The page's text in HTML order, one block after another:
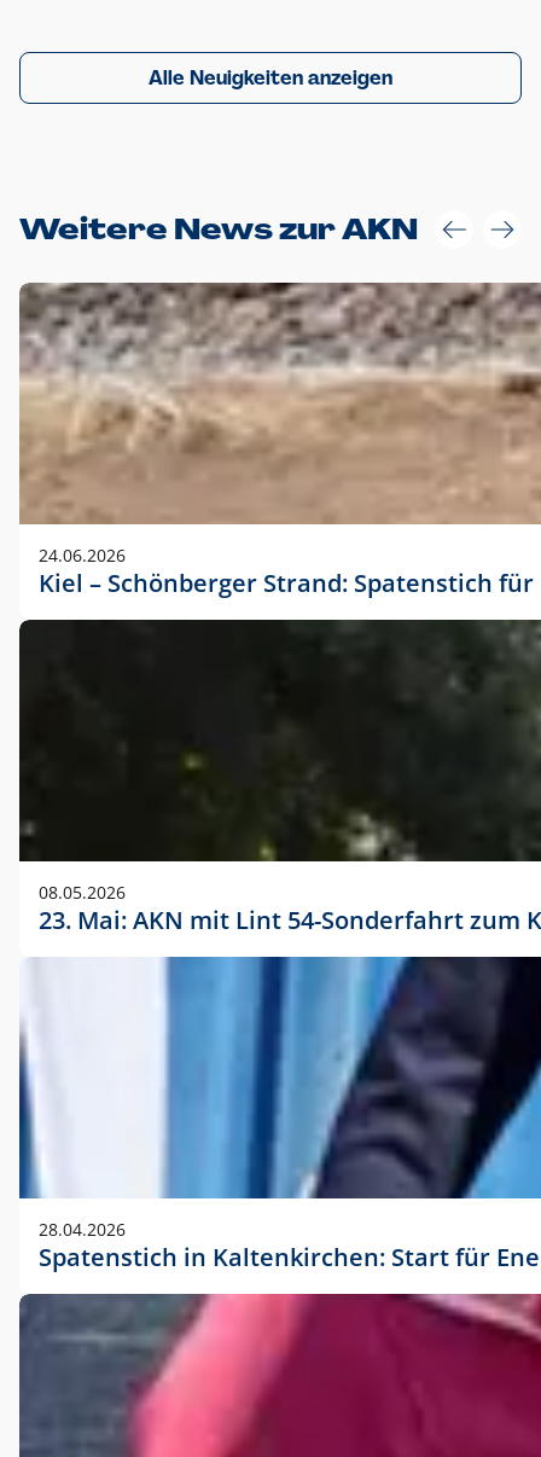
Alle Neuigkeiten anzeigen
Weitere News zur AKN
24.06.2026
Kiel – Schönberger Strand: Spatenstich
08.05.2026
23. Mai: AKN mit Lint 54-Sonderfahrt
28.04.2026
Spatenstich in Kaltenkirchen: Start für